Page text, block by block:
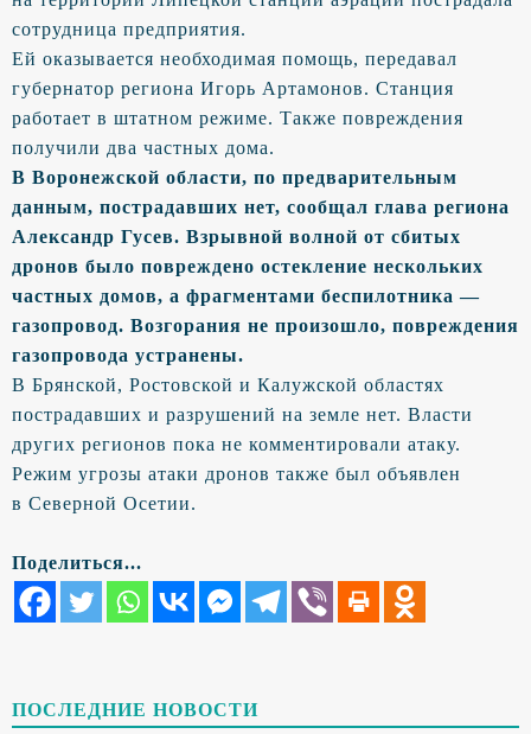
сотрудница предприятия.
Ей оказывается необходимая помощь, передавал
губернатор региона Игорь Артамонов. Станция
работает в штатном режиме. Также повреждения
получили два частных дома.
В Воронежской области, по предварительным
данным, пострадавших нет, сообщал глава региона
Александр Гусев. Взрывной волной от сбитых
дронов было повреждено остекление нескольких
частных домов, а фрагментами беспилотника —
газопровод. Возгорания не произошло, повреждения
газопровода устранены.
В Брянской, Ростовской и Калужской областях
пострадавших и разрушений на земле нет. Власти
других регионов пока не комментировали атаку.
Режим угрозы атаки дронов также был объявлен
в Северной Осетии.
Поделиться...
ПОСЛЕДНИЕ НОВОСТИ